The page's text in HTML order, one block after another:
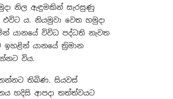
නිල ඇඳුමකින් සැරසුණු
ය. නියමුවා වෙත හමුදා
යානයේ විවිධ පද්ධති නැවත
යානයේ ත්‍රිමාන
විය.
තිබිණ. සියවස්
හදිසි ආපදා තත්ත්වයට